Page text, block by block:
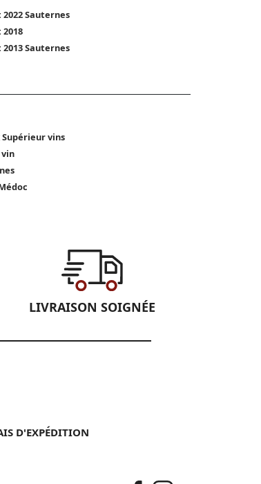
Sauternes
Sauternes
Supérieur vins
LIVRAISON SOIGNÉE
D'EXPÉDITION